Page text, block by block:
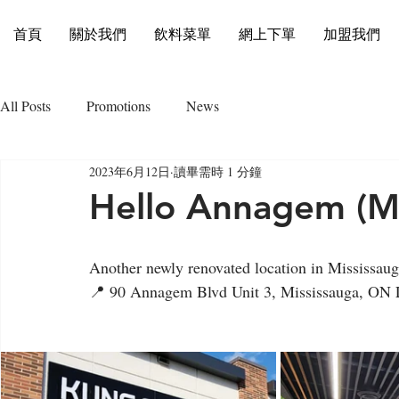
首頁 關於我們 飲料菜單 網上下單 加盟我們
All Posts Promotions News
Hello Annagem
2023年6月12日 讀畢需時 1 分鐘
Another newly renovated location in
📍 90 Annagem Blvd Unit 3, Mississauga,